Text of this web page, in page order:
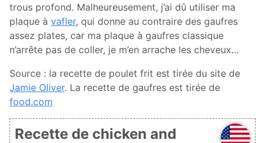
trous profond. Malheureusement, j’ai dû utiliser ma
plaque à vafler, qui donne au contraire des gaufres
assez plates, car ma plaque à gaufres classique
n’arrête pas de coller, je m’en arrache les cheveux…
Source : la recette de poulet frit est tirée du site de
Jamie Oliver. La recette de gaufres est tirée de
food.com
Recette de chicken and